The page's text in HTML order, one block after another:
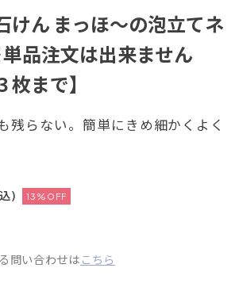
けん まっほ～の泡立てネ
品注文は出来ません
枚まで】
残らない。簡単にきめ細かくよく
) 13%OFF
問い合わせは こちら